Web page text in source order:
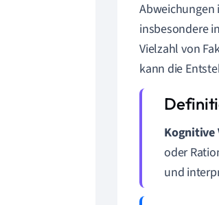
Abweichungen
insbesondere
Vielzahl von
kann die
Kognitive
oder
und